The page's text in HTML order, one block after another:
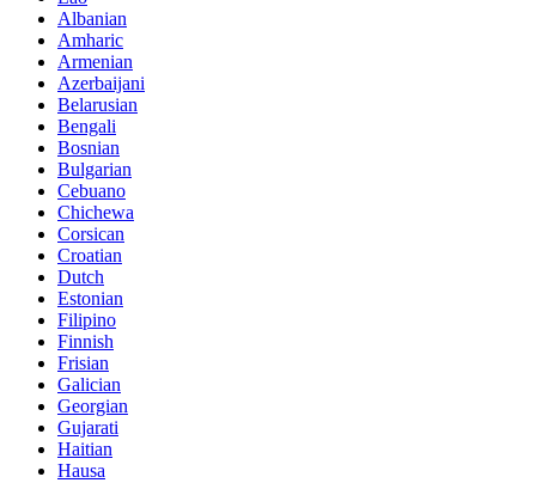
Albanian
Amharic
Armenian
Azerbaijani
Belarusian
Bengali
Bosnian
Bulgarian
Cebuano
Chichewa
Corsican
Croatian
Dutch
Estonian
Filipino
Finnish
Frisian
Galician
Georgian
Gujarati
Haitian
Hausa